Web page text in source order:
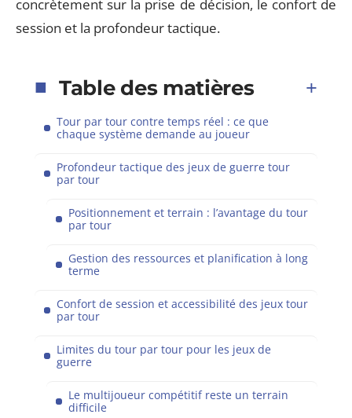
concrètement sur la prise de décision, le confort de
session et la profondeur tactique.
Table des matières
Tour par tour contre temps réel : ce que
chaque système demande au joueur
Profondeur tactique des jeux de guerre tour
par tour
Positionnement et terrain : l’avantage du tour
par tour
Gestion des ressources et planification à long
terme
Confort de session et accessibilité des jeux tour
par tour
Limites du tour par tour pour les jeux de
guerre
Le multijoueur compétitif reste un terrain
difficile